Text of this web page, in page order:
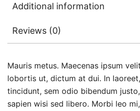
Additional information
Reviews (0)
Mauris metus. Maecenas ipsum
lobortis ut, dictum at dui. In
tincidunt, sem odio bibendum
sapien wisi sed libero. Morbi leo